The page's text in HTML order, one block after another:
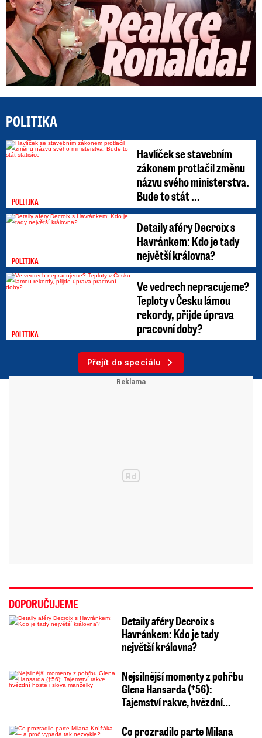
POLITIKA
POLITIKA
Havlíček se stavebním
zákonem protlačil změnu
názvu svého ministerstva.
Bude to stát ...
POLITIKA
Detaily aféry Decroix s
Havránkem: Kdo je tady
největší královna?
POLITIKA
Ve vedrech nepracujeme?
Teploty v Česku lámou
rekordy, přijde úprava
pracovní doby?
Přejít do speciálu
DOPORUČUJEME
Detaily aféry Decroix s
Havránkem: Kdo je tady
největší královna?
Nejsilnější momenty z pohřbu
Glena Hansarda (†56):
Tajemství rakve, hvězdní…
Co prozradilo parte Milana